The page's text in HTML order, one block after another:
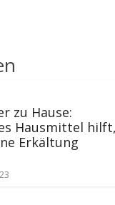
zu Hause:
Hausmittel hilft,
Erkältung